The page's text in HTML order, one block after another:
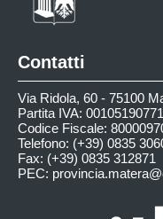
Contatti
Via Ridola, 60 - 75100
Partita IVA: 00105190771
Codice Fiscale:
Telefono: (+39) 0835
Fax: (+39) 0835 312871
PEC: